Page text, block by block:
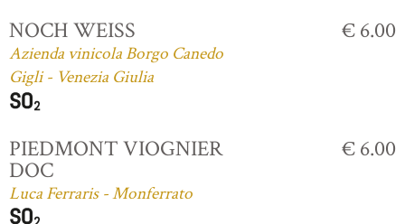
NOCH WEISS
Azienda vinicola Borgo Canedo
Gigli - Venezia Giulia
€ 6.00
PIEDMONT VIOGNIER
DOC
Luca Ferraris - Monferrato
€ 6.00